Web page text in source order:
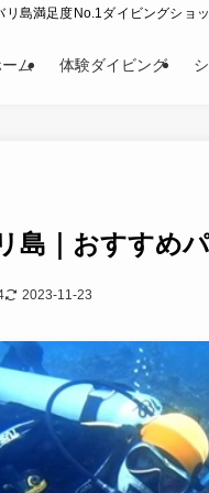
島満足度No.1ダイビングショ
ーム 体験ダイビング
島｜おすすめ
2023-11-23